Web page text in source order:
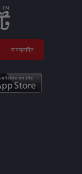
সাবস্ক্রাইব